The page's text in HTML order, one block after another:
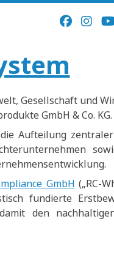
Gesellschaft und
GmbH & Co. KG.
Aufteilung
GmbH („RC-
fundierte
den